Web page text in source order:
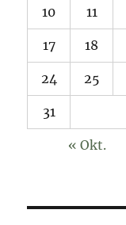
10 11
17 18
24 25
31
« Okt.